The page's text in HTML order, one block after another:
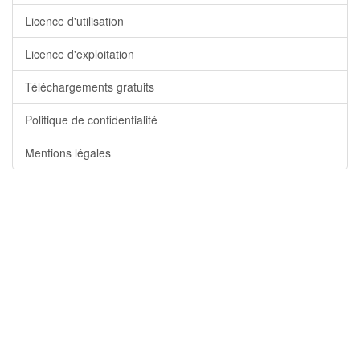
Licence d'utilisation
Licence d'exploitation
Téléchargements gratuits
Politique de confidentialité
Mentions légales